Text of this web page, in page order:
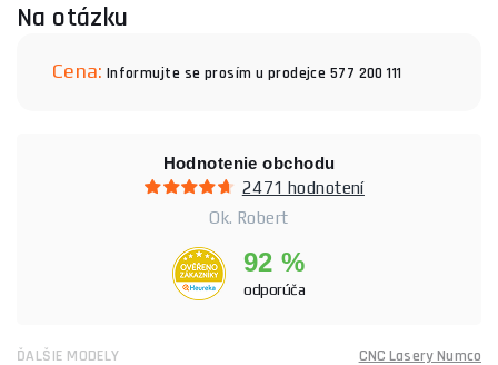
Na otázku
Cena: Informujte se prosím u prodejce 577 200 111
Hodnotenie obchodu
2471 hodnotení
Ok. Robert
92 %
odporúča
ĎALŠIE MODELY CNC Lasery Numco